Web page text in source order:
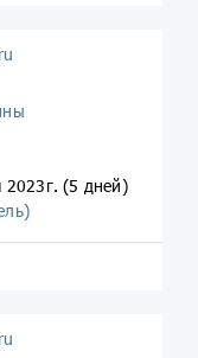
2023г. (5 дней)